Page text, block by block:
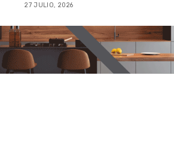
27 JULIO, 2026